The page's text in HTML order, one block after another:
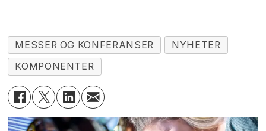
MESSER OG KONFERANSER
NYHETER
KOMPONENTER